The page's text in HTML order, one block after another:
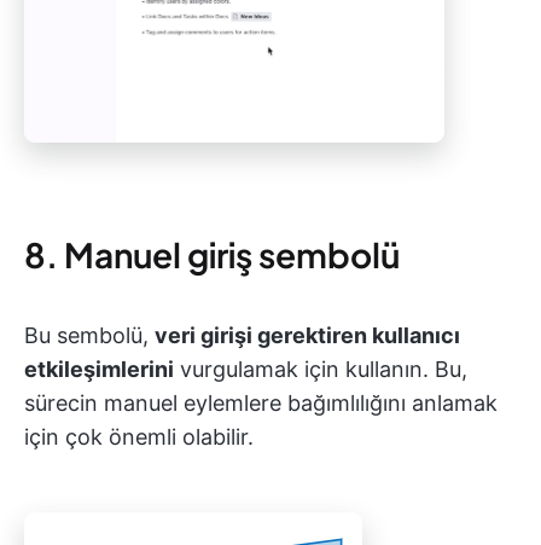
8. Manuel giriş sembolü
Bu sembolü, veri girişi gerektiren kullanıcı
etkileşimlerini vurgulamak için kullanın. Bu,
sürecin manuel eylemlere bağımlılığını anlamak
için çok önemli olabilir.